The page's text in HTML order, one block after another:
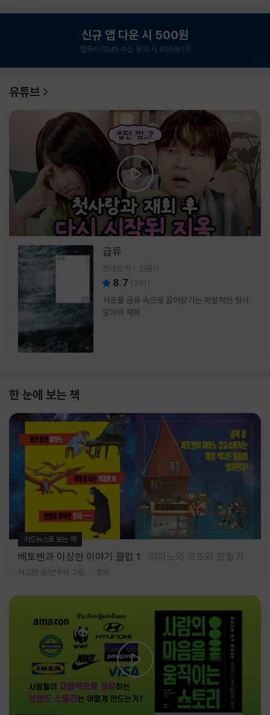
신규 앱 다운 시 500원
앱푸시/SMS 수신 동의 시 600원 더!
유튜브
급류
정대건 저 민음사
8.7 (701 )
서로를 급류 속으로 끌어당기는 파멸적인 첫사
랑과의 재회
한 눈에 보는 책
카드뉴스로 보는 책
베토벤과 이상한 이야기 클럽 1 피아노와 괴조와 흡혈귀
허교범 글/변우재 그림 창비